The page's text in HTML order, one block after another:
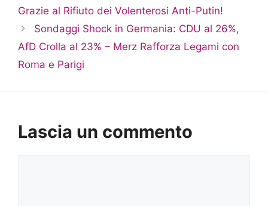
Grazie al Rifiuto dei Volenterosi Anti-Putin!
Sondaggi Shock in Germania: CDU al 26%,
AfD Crolla al 23% – Merz Rafforza Legami con
Roma e Parigi
Lascia un commento